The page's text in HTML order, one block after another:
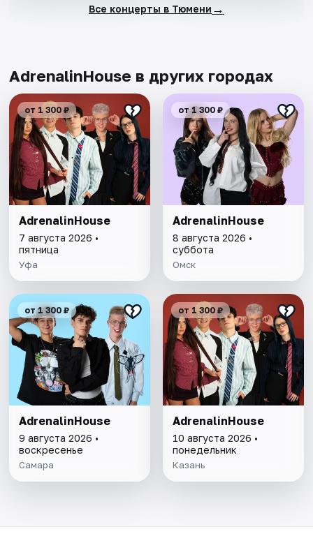
Все концерты в Тюмени →
AdrenalinHouse в других городах
от 1 300 ₽
AdrenalinHouse
7 августа 2026 •
пятница
Уфа
от 1 300 ₽
AdrenalinHouse
8 августа 2026 •
суббота
Омск
от 1 300 ₽
AdrenalinHouse
9 августа 2026 •
воскресенье
Самара
от 1 300 ₽
AdrenalinHouse
10 августа 2026 •
понедельник
Казань